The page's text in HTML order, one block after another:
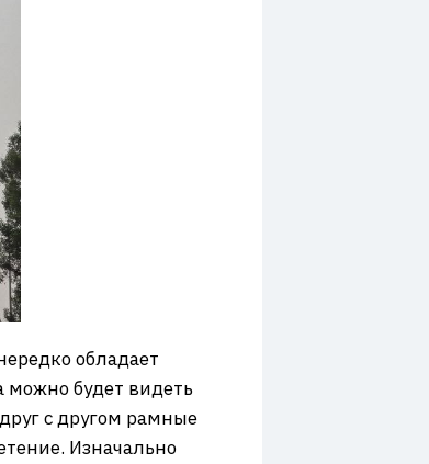
обладает
можно будет видеть
с другом рамные
Изначально